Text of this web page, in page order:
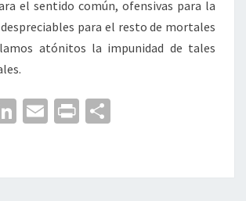
el sentido común, ofensivas para la
para el resto de mortales
atónitos la impunidad de tales
Li
dI
E
l
Pr
p